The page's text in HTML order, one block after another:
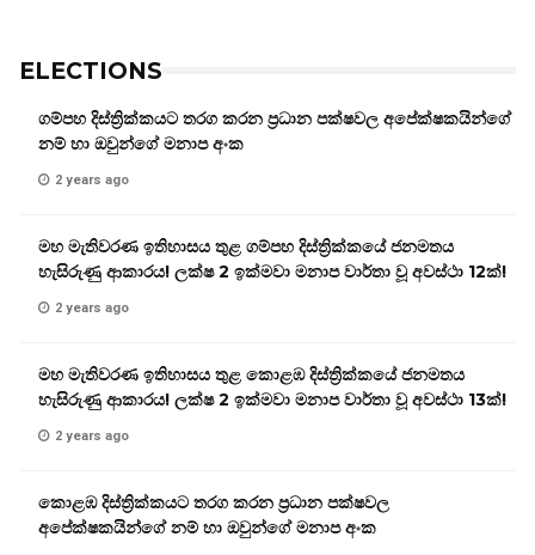
ELECTIONS
ගම්පහ දිස්ත්‍රික්කයට තරග කරන ප්‍රධාන පක්ෂවල අපේක්ෂකයින්ගේ
නම් හා ඔවුන්ගේ මනාප අංක
2 years ago
මහ මැතිවරණ ඉතිහාසය තුළ ගම්පහ දිස්ත්‍රික්කයේ ජනමතය
හැසිරුණු ආකාරය! ලක්ෂ 2 ඉක්මවා මනාප වාර්තා වූ අවස්ථා 12ක්!
2 years ago
මහ මැතිවරණ ඉතිහාසය තුළ කොළඹ දිස්ත්‍රික්කයේ ජනමතය
හැසිරුණු ආකාරය! ලක්ෂ 2 ඉක්මවා මනාප වාර්තා වූ අවස්ථා 13ක්!
2 years ago
කොළඹ දිස්ත්‍රික්කයට තරග කරන ප්‍රධාන පක්ෂවල
අපේක්ෂකයින්ගේ නම් හා ඔවුන්ගේ මනාප අංක